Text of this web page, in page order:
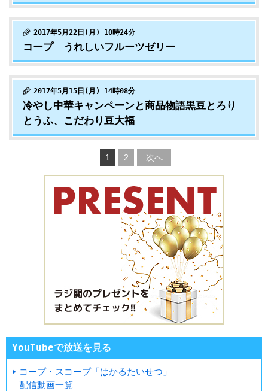
2017年5月22日(月) 10時24分
コープ うれしいフルーツゼリー
2017年5月15日(月) 14時08分
冷やし中華キャンペーンと商品物語黒豆とろり
とうふ、こだわり豆大福
1 2 次へ
YouTubeで放送を見る
コープ・スコープ「はかるたいせつ」
配信動画一覧